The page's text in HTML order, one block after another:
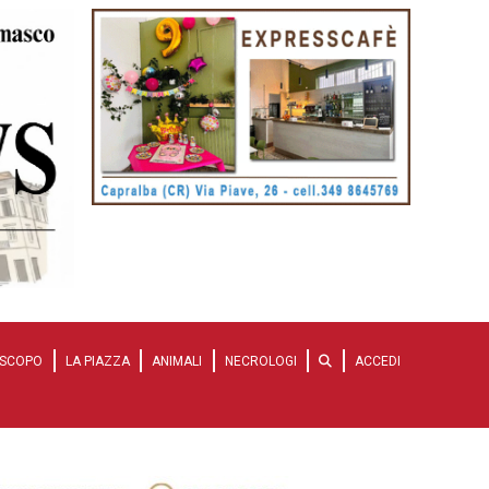
LA PIAZZA ANIMALI NECROLOGI ACCEDI